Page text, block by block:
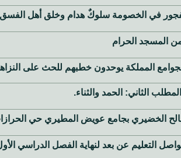
في الخصومة سلوكٌ هدام وخلق أهل الفسق
المسجد الحرام
الثاني: الحمد والثناء.
الخضيري بجامع عويض المطيري حي
التعليم عن بعد لنهاية الفصل الدراسي